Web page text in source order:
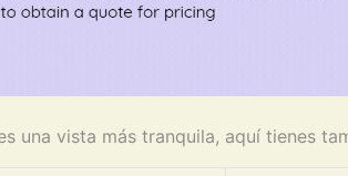
una vista más tranquila, aquí tienes